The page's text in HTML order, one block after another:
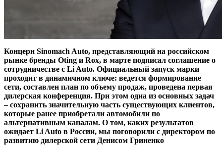
Концерн Sinomach Auto, представляющий на российском
рынке бренды Oting и Rox, в марте подписал соглашение о
сотрудничестве с Li Auto. Официальный запуск марки
проходит в динамичном ключе: ведется формирование
сети, составлен план по объему продаж, проведена первая
дилерская конференция. При этом одна из основных задач
– сохранить значительную часть существующих клиентов,
которые ранее приобретали автомобили по
альтернативным каналам. О том, каких результатов
ожидает Li Auto в России, мы поговорили с директором по
развитию дилерской сети Денисом Гриненко